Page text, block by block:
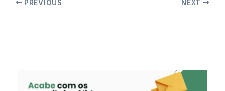
PREVIOUS NEXT